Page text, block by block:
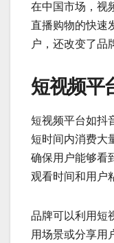
在中国市场，视
直播购物的快速
户，还改变了品
短视频平
短视频平台如抖
短时间内消费大
确保用户能够看
观看时间和用户
品牌可以利用短
用场景或分享用